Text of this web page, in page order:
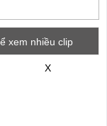
xem nhiều clip
X